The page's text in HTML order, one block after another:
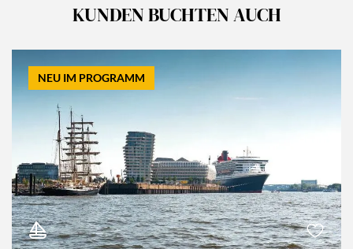
KUNDEN BUCHTEN AUCH
NEU IM PROGRAMM